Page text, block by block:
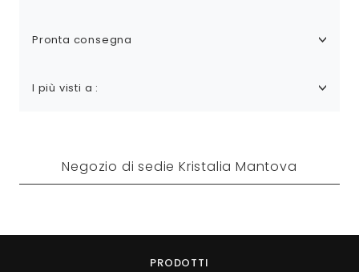
Pronta consegna
I più visti a :
Negozio di sedie Kristalia Mantova
PRODOTTI